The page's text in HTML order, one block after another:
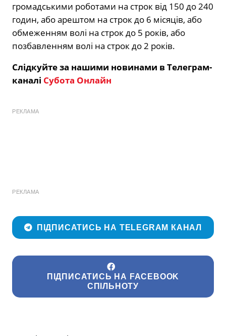
громадськими роботами на строк від 150 до 240
годин, або арештом на строк до 6 місяців, або
обмеженням волі на строк до 5 років, або
позбавленням волі на строк до 2 років.
Слідкуйте за нашими новинами в Телеграм-
каналі Субота Онлайн
РЕКЛАМА
РЕКЛАМА
ПІДПИСАТИСЬ НА TELEGRAM КАНАЛ
ПІДПИСАТИСЬ НА FACEBOOK
СПІЛЬНОТУ